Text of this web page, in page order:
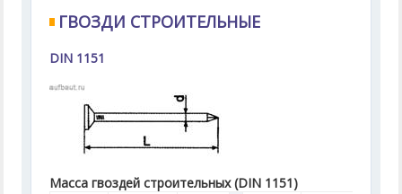
ГВОЗДИ СТРОИТЕЛЬНЫЕ
DIN 1151
Масса гвоздей строительных (DIN 1151)